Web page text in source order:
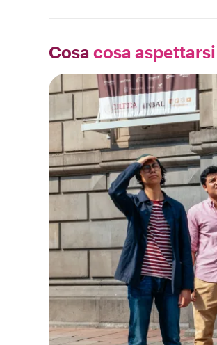
Cosa cosa aspettarsi